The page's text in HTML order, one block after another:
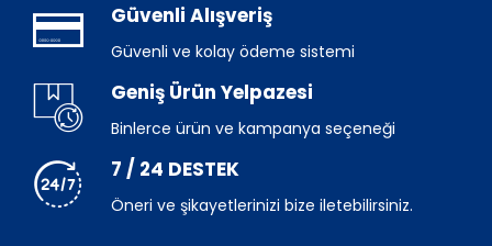
Güvenli Alışveriş
Güvenli ve kolay ödeme sistemi
Geniş Ürün Yelpazesi
Binlerce ürün ve kampanya seçeneği
7 / 24 DESTEK
Öneri ve şikayetlerinizi bize iletebilirsiniz.